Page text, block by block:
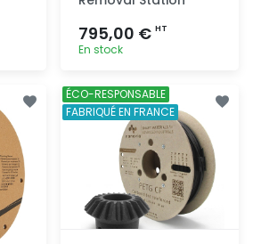
795,00 € HT
En stock
Ajout
rapide
ÉCO-RESPONSABLE
FABRIQUÉ EN FRANCE